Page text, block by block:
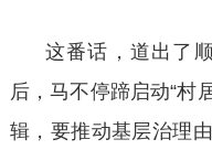
这番话，道出了
后，马不停蹄启动“村
辑，要推动基层治理由